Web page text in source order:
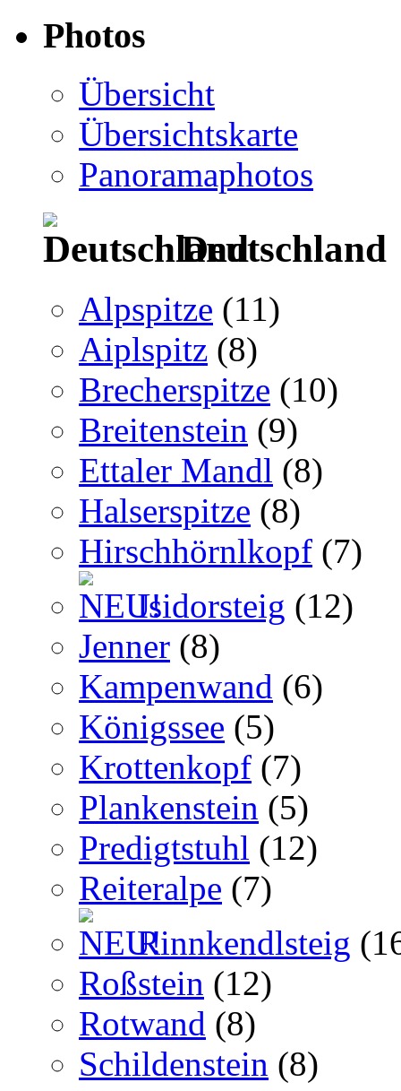
Photos
Übersicht
Übersichtskarte
Panoramaphotos
Deutschland
Alpspitze (11)
Aiplspitz (8)
Brecherspitze (10)
Breitenstein (9)
Ettaler Mandl (8)
Halserspitze (8)
Hirschhörnlkopf (7)
Isidorsteig (12)
Jenner (8)
Kampenwand (6)
Königssee (5)
Krottenkopf (7)
Plankenstein (5)
Predigtstuhl (12)
Reiteralpe (7)
Rinnkendlsteig
Roßstein (12)
Rotwand (8)
Schildenstein (8)